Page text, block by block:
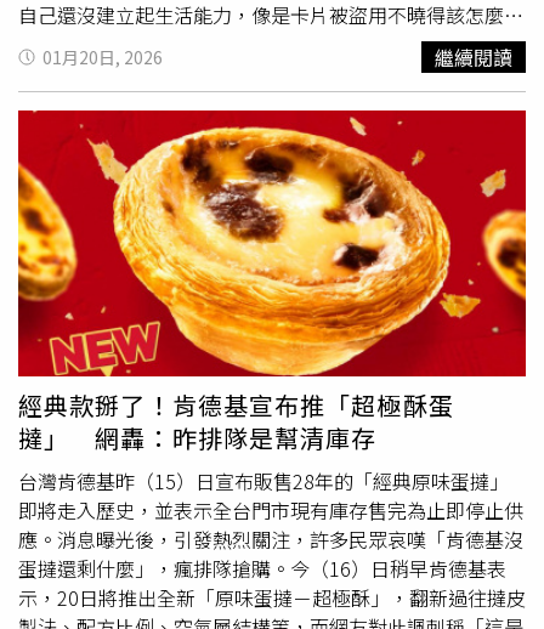
Instagram@mitsuki_takahata）
自己還沒建立起生活能力，像是卡片被盜用不曉得該怎麼處
理，但為了這齣劇，他竟成為網購專家，角色所需的道具，
有許多都是林懷民花大把時間在網路搜來，像是盲女的紅背
帶，大概找了半個月，搶到最後僅剩的一個。林懷民說，他
一直想做一個作品，讓每一個人都看得懂，不管大學教授，
還是計程車司機，不管是小孩還是大人，每個人都可以參
加，可以開心，沒想到竟然在馬戲完成夢想。他笑說：「台
南、高雄的演出很多親子觀眾。有小孩看完表演，走出帳
篷，就開始翻筋斗。有些父母帶小孩三刷、四刷。」更樂得
分享，他人生聽到最棒的舞評，是台南演出時，聽到身後一
個歐吉桑用閩南話喊出：「X～水啦！」現場體會到觀眾的
快樂，跟從前他獲得《紐約時報》等國際媒體的稱讚，完全
是不同的心情。《幾米男孩的100次勇敢》由林懷民、幾
米、FOCASA馬戲團跨界合作。（圖／FOCASA馬戲團）幾
米對這齣作品的投入，讓林懷民格外感動。他把所有繪本攤
出來，任由林懷民選用。幾乎足不出戶的幾米，去年在台
南，高雄演出期間，四度南下，去為演員打氣。幾米認為自
己也到了退休的年齡，「很高興我還可以再做一些事。」這
齣關於成長，勇氣與夢想的馬戲，主角「幾米男孩」在小丑
的鼓勵下，努力成長。在他難過時，盲女安慰，鼓勵他「不
要害怕！」他一再失敗，想放棄時，大人小孩都跟著小丑一
01月20日, 2026 繼續閱讀
經典款掰了！肯德基宣布推「超極酥蛋
撻」 網轟：昨排隊是幫清庫存
台灣肯德基昨（15）日宣布販售28年的「經典原味蛋撻」
即將走入歷史，並表示全台門市現有庫存售完為止即停止供
應。消息曝光後，引發熱烈關注，許多民眾哀嘆「肯德基沒
蛋撻還剩什麼」，瘋排隊搶購。今（16）日稍早肯德基表
示，20日將推出全新「原味蛋撻－超極酥」，翻新過往撻皮